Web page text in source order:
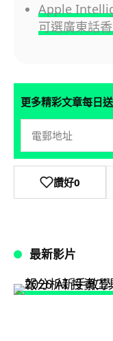
Apple
可選廣東話
更多精彩文章每日
讚好0
最新影片